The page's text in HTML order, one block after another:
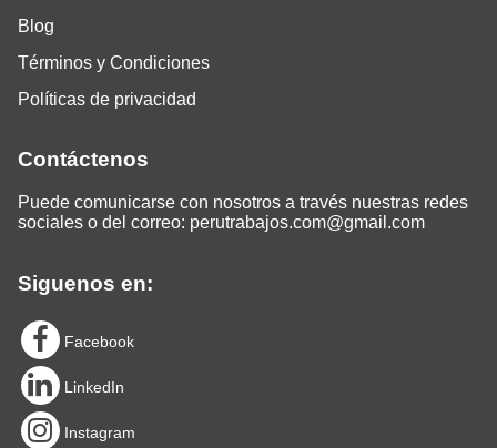
Blog
Términos y Condiciones
Políticas de privacidad
Contáctenos
Puede comunicarse con nosotros a través nuestras redes
sociales o del correo: perutrabajos.com@gmail.com
Siguenos en:
Facebook
LinkedIn
Instagram